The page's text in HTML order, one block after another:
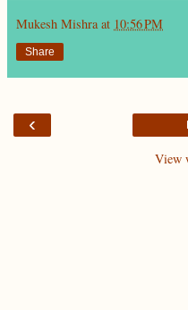
Mukesh Mishra at 10:56 PM
Share
‹
View